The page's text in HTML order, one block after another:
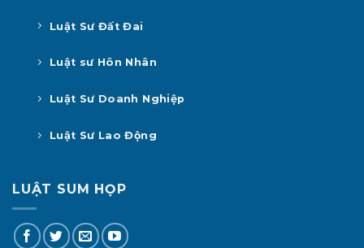
Luật Sư Đất Đai
Luật sư Hôn Nhân
Luật Sư Doanh Nghiệp
Luật Sư Lao Động
LUẬT SUM HỌP